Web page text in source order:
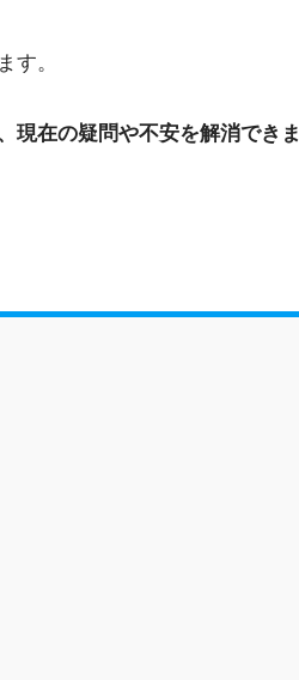
す。
現在の疑問や不安を解消できま